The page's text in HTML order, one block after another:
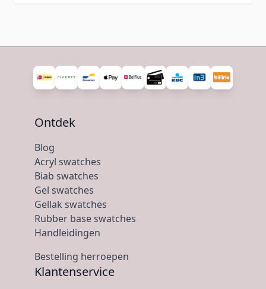
Ontdek
Blog
Acryl swatches
Biab swatches
Gel swatches
Gellak swatches
Rubber base swatches
Handleidingen
Bestelling herroepen
Klantenservice